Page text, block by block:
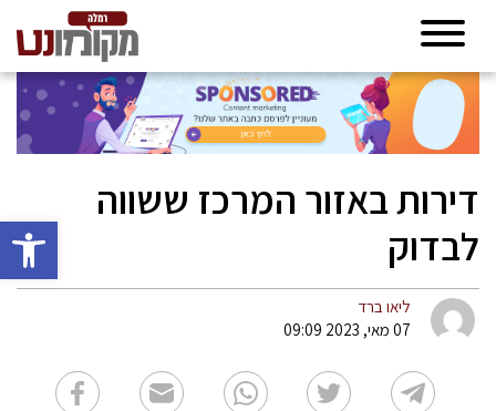
פתח
דירות באזור המרכז ששווה
לבדוק
ליאו ברד
07 מאי, 2023 09:09